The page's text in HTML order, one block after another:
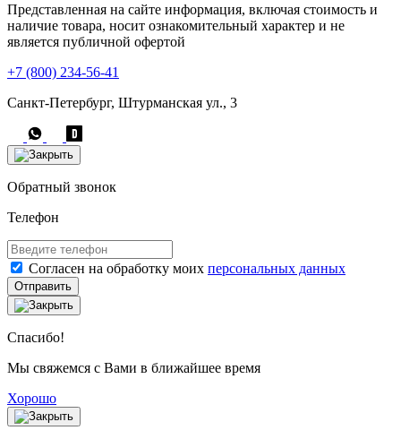
Представленная на сайте информация, включая стоимость и
наличие товара, носит ознакомительный характер и не
является публичной офертой
+7 (800) 234-56-41
Санкт-Петербург, Штурманская ул., 3
Обратный звонок
Телефон
Согласен на обработку моих персональных данных
Отправить
Спасибо!
Мы свяжемся с Вами в ближайшее время
Хорошо